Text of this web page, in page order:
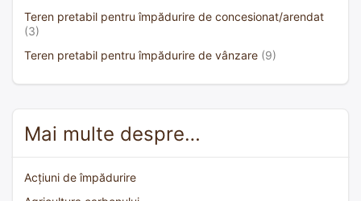
Teren pretabil pentru împădurire de concesionat/arendat
(3)
Teren pretabil pentru împădurire de vânzare (9)
Mai multe despre…
Acțiuni de împădurire